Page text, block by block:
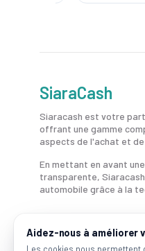
SiaraCash
Siaracash est votre
offrant une gamme
aspects de l'achat et
En mettant en avant
transparente,
automobile grâce à la
Aidez-nous à améliorer